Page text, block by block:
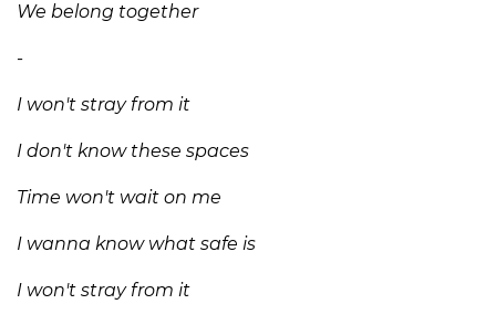
We belong together
-
I won't stray from it
I don't know these spaces
Time won't wait on me
I wanna know what safe is
I won't stray from it